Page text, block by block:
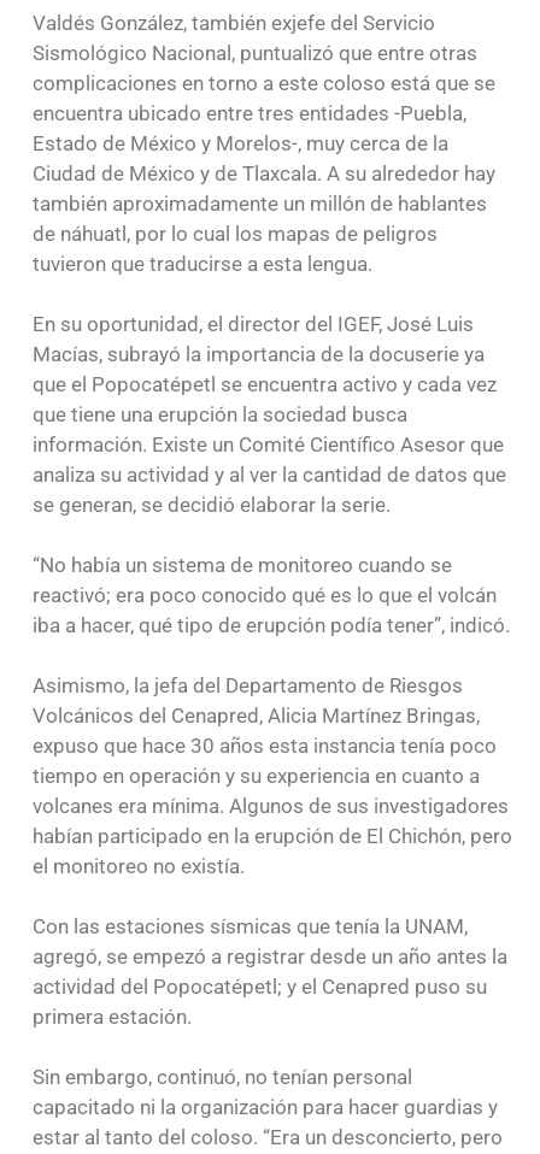
Valdés González, también exjefe del Servicio
Sismológico Nacional, puntualizó que entre otras
complicaciones en torno a este coloso está que se
encuentra ubicado entre tres entidades -Puebla,
Estado de México y Morelos-, muy cerca de la
Ciudad de México y de Tlaxcala. A su alrededor hay
también aproximadamente un millón de hablantes
de náhuatl, por lo cual los mapas de peligros
tuvieron que traducirse a esta lengua.
En su oportunidad, el director del IGEF, José Luis
Macías, subrayó la importancia de la docuserie ya
que el Popocatépetl se encuentra activo y cada vez
que tiene una erupción la sociedad busca
información. Existe un Comité Científico Asesor que
analiza su actividad y al ver la cantidad de datos que
se generan, se decidió elaborar la serie.
“No había un sistema de monitoreo cuando se
reactivó; era poco conocido qué es lo que el volcán
iba a hacer, qué tipo de erupción podía tener”, indicó.
Asimismo, la jefa del Departamento de Riesgos
Volcánicos del Cenapred, Alicia Martínez Bringas,
expuso que hace 30 años esta instancia tenía poco
tiempo en operación y su experiencia en cuanto a
volcanes era mínima. Algunos de sus investigadores
habían participado en la erupción de El Chichón, pero
el monitoreo no existía.
Con las estaciones sísmicas que tenía la UNAM,
agregó, se empezó a registrar desde un año antes la
actividad del Popocatépetl; y el Cenapred puso su
primera estación.
Sin embargo, continuó, no tenían personal
capacitado ni la organización para hacer guardias y
estar al tanto del coloso. “Era un desconcierto, pero